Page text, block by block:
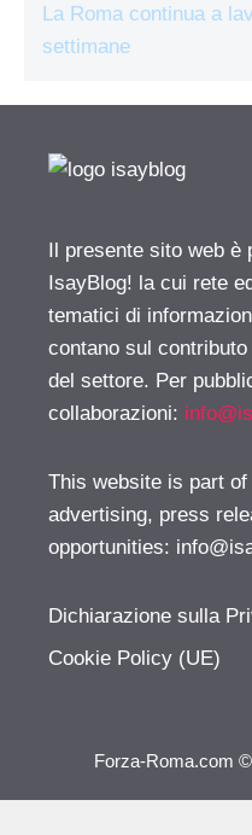
La Roma continua a
settimane
Il presente sito web è
IsayBlog! la cui rete
tematici di
contano sul
del settore. Per
collaborazioni:
This website is part
advertising, press
opportunities:
Dichiarazione sulla
Cookie Policy (UE)
Forza-Roma.com